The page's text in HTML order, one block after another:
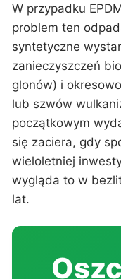
W przypadku
problem ten
syntetyczne
zanieczyszczeń
glonów) i
lub szwów
początkowym
się zaciera, gdy
wieloletniej
wygląda to w
lat.